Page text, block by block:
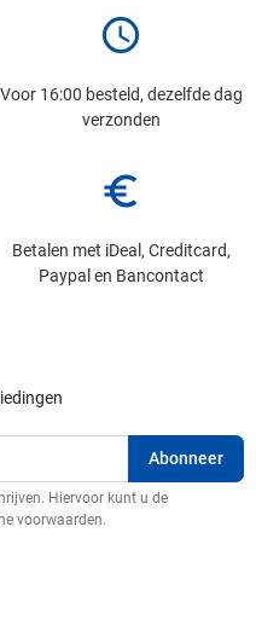
schedule
Voor 16:00 besteld, dezelfde dag
verzonden
euro_symbol
Betalen met iDeal, Creditcard,
Paypal en Bancontact
Hiervoor kunt u de
voorwaarden.